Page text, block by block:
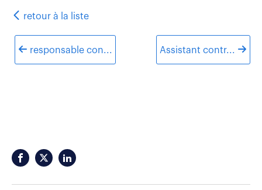
retour à la liste
responsable con... Assistant contr...